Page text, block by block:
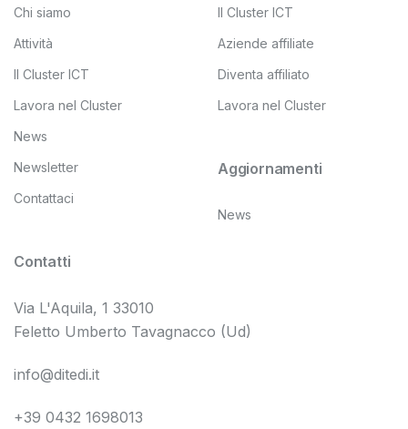
Chi siamo
Attività
Il Cluster ICT
Lavora nel Cluster
News
Newsletter
Contattaci
Il Cluster ICT
Aziende affiliate
Diventa affiliato
Lavora nel Cluster
Aggiornamenti
News
Contatti
Via L'Aquila, 1 33010
Feletto Umberto Tavagnacco (Ud)
info@ditedi.it
+39 0432 1698013